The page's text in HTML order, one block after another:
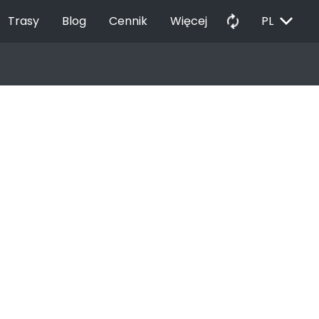
Trasy Blog Cennik Więcej autorenew PL EXPAND_MORE